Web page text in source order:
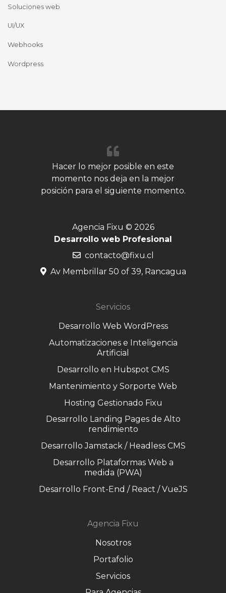
Soluciones web
UI/UX
Webhooks
Wordpress
Hacer lo mejor posible en este
momento nos deja en la mejor
posición para el siguiente momento.
Agencia Fixu © 2026
Desarrollo web Profesional
contacto@fixu.cl
Av Membrillar 50 of 39, Rancagua
Servicios
Desarrollo Web WordPress
Automatizaciones e Inteligencia
Artificial
Desarrollo en Hubspot CMS
Mantenimiento y Sorporte Web
Hosting Gestionado Fixu
Desarrollo Landing Pages de Alto
rendimiento
Desarrollo Jamstack / Headless CMS
Desarrollo Plataformas Web a
medida (PWA)
Desarrollo Front-End / React / VueJS
Agencia Fixu
Nosotros
Portafolio
Servicios